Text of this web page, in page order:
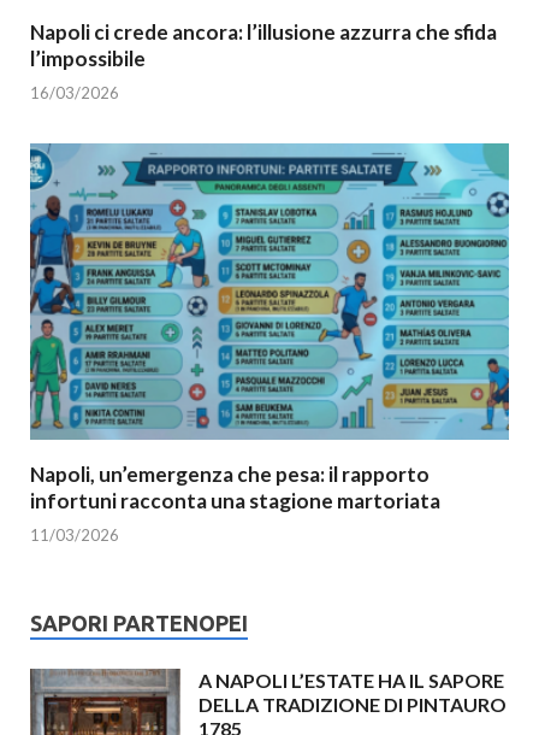
Napoli ci crede ancora: l’illusione azzurra che sfida
l’impossibile
16/03/2026
Napoli, un’emergenza che pesa: il rapporto
infortuni racconta una stagione martoriata
11/03/2026
SAPORI PARTENOPEI
A NAPOLI L’ESTATE HA IL SAPORE
DELLA TRADIZIONE DI PINTAURO
1785